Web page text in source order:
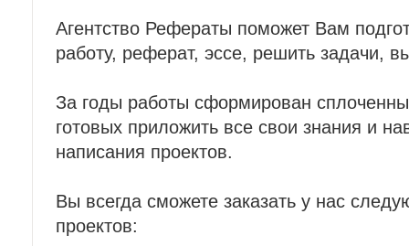
Агентство Рефераты поможет Вам
работу, реферат, эссе, решить задачи,
За годы работы сформирован
готовых приложить все свои знания и
написания проектов.
Вы всегда сможете заказать у нас
проектов: